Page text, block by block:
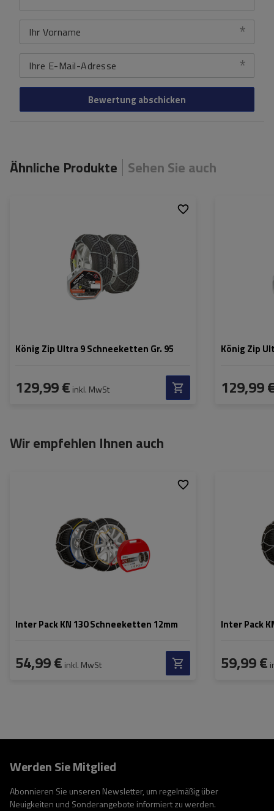
Ihr Vorname
Ihre E-Mail-Adresse
Bewertung abschicken
Ähnliche Produkte Sehen Sie auch
König Zip Ultra 9 Schneeketten Gr. 95
129,99 € inkl. MwSt
Selbstspannsystem:
ja
ÖNORM V5117
König Zip
129,99
Wir empfehlen Ihnen auch
Inter Pack KN 130 Schneeketten 12mm
54,99 € inkl. MwSt
Selbstspannsystem:
nein
ÖNORM V5117
Inter Pack
59,99 €
Werden Sie Mitglied
Abonnieren Sie unseren Newsletter, um regelmäßig über
Neuigkeiten und Sonderangebote informiert zu werden.